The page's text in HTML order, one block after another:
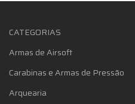
CATEGORIAS
Armas de Airsoft
Carabinas e Armas de Pressão
Arquearia